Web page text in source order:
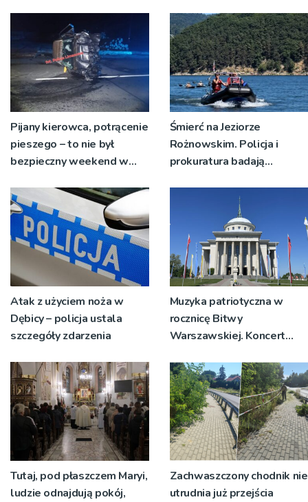
Pijany kierowca, potrącenie
pieszego – to nie był
bezpieczny weekend w
Śmierć na Jeziorze
Rożnowskim. Policja i
prokuratura badają
Atak z użyciem noża w
Dębicy – policja ustala
szczegóły zdarzenia
Muzyka patriotyczna w
rocznicę Bitwy
Warszawskiej. Koncert
Tutaj, pod płaszczem Maryi,
ludzie odnajdują pokój,
Zachwaszczony chodnik nie
utrudnia już przejścia